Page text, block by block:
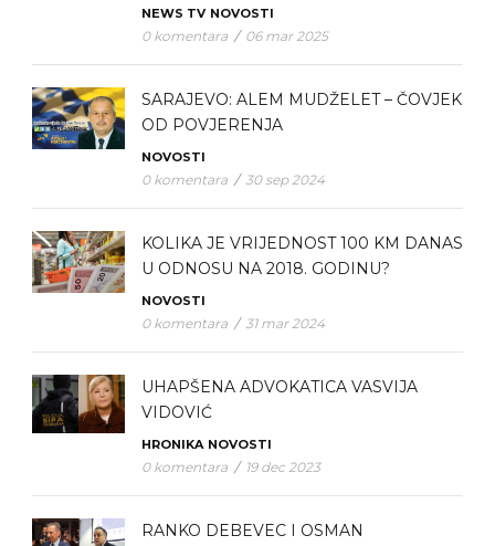
NEWS TV NOVOSTI
0 komentara / 06 mar 2025
SARAJEVO: ALEM MUDŽELET – ČOVJEK
OD POVJERENJA
NOVOSTI
0 komentara / 30 sep 2024
KOLIKA JE VRIJEDNOST 100 KM DANAS
U ODNOSU NA 2018. GODINU?
NOVOSTI
0 komentara / 31 mar 2024
UHAPŠENA ADVOKATICA VASVIJA
VIDOVIĆ
HRONIKA NOVOSTI
0 komentara / 19 dec 2023
RANKO DEBEVEC I OSMAN